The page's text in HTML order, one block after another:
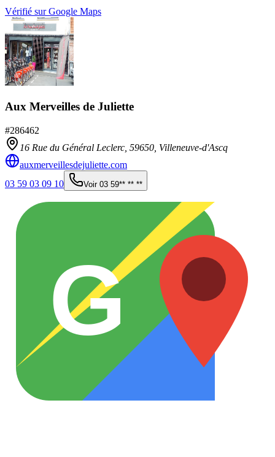
Vérifié sur Google Maps
Aux Merveilles de Juliette
#286462
16 Rue du Général Leclerc, 59650 Villeneuve-d'Ascq
auxmerveillesdejuliette.com
03 59 03 09 10
Voir 03 59** ** **
G